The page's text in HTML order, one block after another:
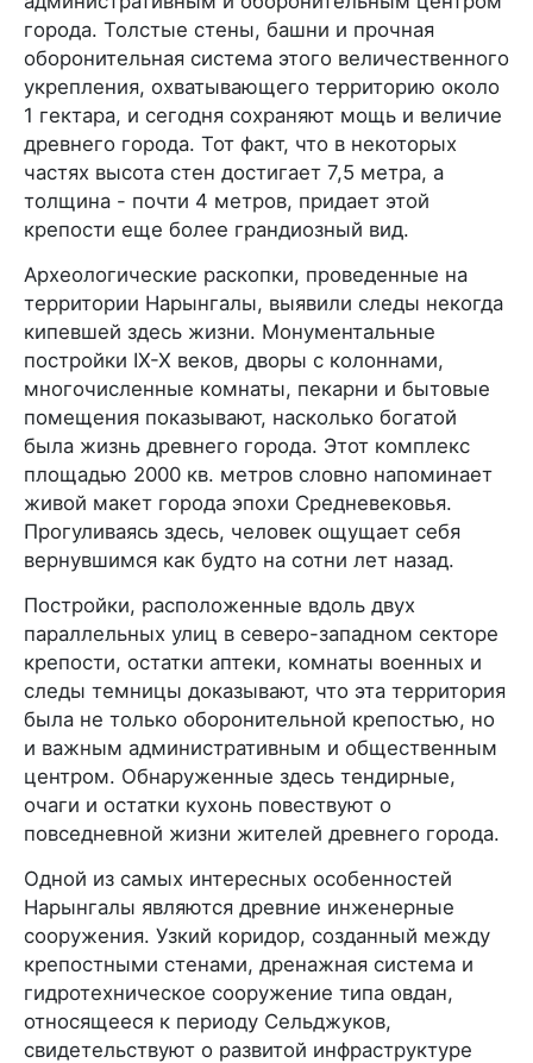
города. Толстые стены, башни и прочная
оборонительная система этого величественного
укрепления, охватывающего территорию около
1 гектара, и сегодня сохраняют мощь и величие
древнего города. Тот факт, что в некоторых
частях высота стен достигает 7,5 метра, а
толщина - почти 4 метров, придает этой
крепости еще более грандиозный вид.
Археологические раскопки, проведенные на
территории Нарынгалы, выявили следы некогда
кипевшей здесь жизни. Монументальные
постройки IX-X веков, дворы с колоннами,
многочисленные комнаты, пекарни и бытовые
помещения показывают, насколько богатой
была жизнь древнего города. Этот комплекс
площадью 2000 кв. метров словно напоминает
живой макет города эпохи Средневековья.
Прогуливаясь здесь, человек ощущает себя
вернувшимся как будто на сотни лет назад.
Постройки, расположенные вдоль двух
параллельных улиц в северо-западном секторе
крепости, остатки аптеки, комнаты военных и
следы темницы доказывают, что эта территория
была не только оборонительной крепостью, но
и важным административным и общественным
центром. Обнаруженные здесь тендирные,
очаги и остатки кухонь повествуют о
повседневной жизни жителей древнего города.
Одной из самых интересных особенностей
Нарынгалы являются древние инженерные
сооружения. Узкий коридор, созданный между
крепостными стенами, дренажная система и
гидротехническое сооружение типа овдан,
относящееся к периоду Сельджуков,
свидетельствуют о развитой инфраструктуре